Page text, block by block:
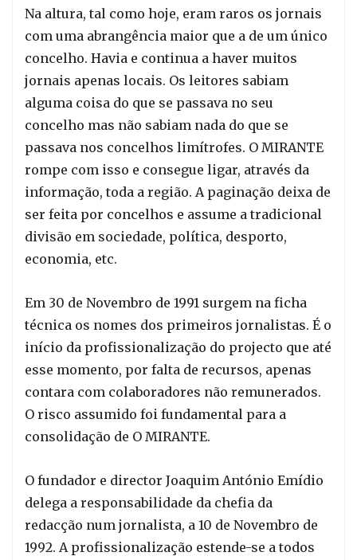
Na altura, tal como hoje, eram raros os jornais
com uma abrangência maior que a de um único
concelho. Havia e continua a haver muitos
jornais apenas locais. Os leitores sabiam
alguma coisa do que se passava no seu
concelho mas não sabiam nada do que se
passava nos concelhos limítrofes. O MIRANTE
rompe com isso e consegue ligar, através da
informação, toda a região. A paginação deixa de
ser feita por concelhos e assume a tradicional
divisão em sociedade, política, desporto,
economia, etc.
Em 30 de Novembro de 1991 surgem na ficha
técnica os nomes dos primeiros jornalistas. É o
início da profissionalização do projecto que até
esse momento, por falta de recursos, apenas
contara com colaboradores não remunerados.
O risco assumido foi fundamental para a
consolidação de O MIRANTE.
O fundador e director Joaquim António Emídio
delega a responsabilidade da chefia da
redacção num jornalista, a 10 de Novembro de
1992. A profissionalização estende-se a todos